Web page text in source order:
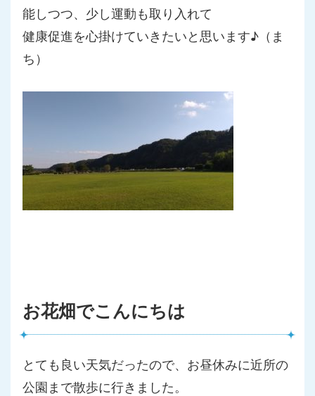
能しつつ、 少し運動も取り入れて
健康促進を心掛けていきたいと思います♪（ま
ち）
お花畑でこんにちは
とても良い天気だったので、 お昼休みに近所の
公園まで散歩に行きました。